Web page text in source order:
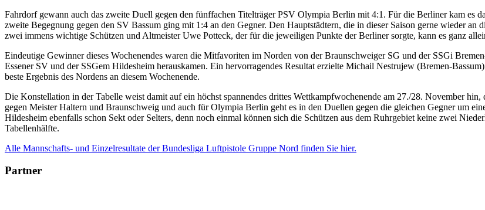
Fahrdorf gewann auch das zweite Duell gegen den fünffachen Titelträger PSV Olympia Berlin mit 4:1. Für die Berliner kam es
zweite Begegnung gegen den SV Bassum ging mit 1:4 an den Gegner. Den Hauptstädtern, die in dieser Saison gerne wieder
zwei immens wichtige Schützen und Altmeister Uwe Potteck, der für die jeweiligen Punkte der Berliner sorgte, kann es ganz
Eindeutige Gewinner dieses Wochenendes waren die Mitfavoriten im Norden von der Braunschweiger SG und der SSGi
Essener SV und der SSGem Hildesheim herauskamen. Ein hervorragendes Resultat erzielte Michail Nestrujew (Bremen-
beste Ergebnis des Nordens an diesem Wochenende.
Die Konstellation in der Tabelle weist damit auf ein höchst spannendes drittes Wettkampfwochenende am 27./28. November
gegen Meister Haltern und Braunschweig und auch für Olympia Berlin geht es in den Duellen gegen die gleichen Gegner um
Hildesheim ebenfalls schon Sekt oder Selters, denn noch einmal können sich die Schützen aus dem Ruhrgebiet keine zwei
Tabellenhälfte.
Alle Mannschafts- und Einzelresultate der Bundesliga Luftpistole Gruppe Nord finden Sie hier.
Partner